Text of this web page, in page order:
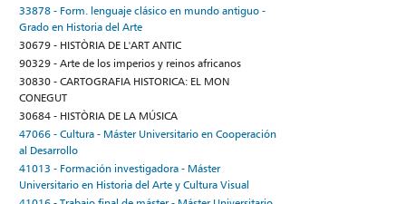
33878 - Form. lenguaje clásico en mundo antiguo -
Grado en Historia del Arte
30679 - HISTÒRIA DE L'ART ANTIC
90329 - Arte de los imperios y reinos africanos
30830 - CARTOGRAFIA HISTORICA: EL MON
CONEGUT
30684 - HISTÒRIA DE LA MÚSICA
47066 - Cultura - Máster Universitario en Cooperación
al Desarrollo
41013 - Formación investigadora - Máster
Universitario en Historia del Arte y Cultura Visual